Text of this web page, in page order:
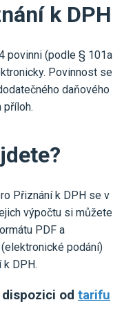
k DPH
povinni (podle § 101a
Povinnost se
daňového
příloh.
Přiznání k DPH se v
výpočtu si můžete
PDF a
podání)
k DPH.
dispozici od tarifu